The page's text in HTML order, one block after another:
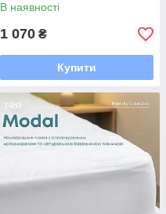
В наявності
1 070 ₴
Купити